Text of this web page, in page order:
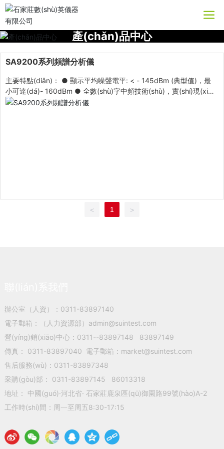
產(chǎn)品中心
SA9200系列頻譜分析儀
主要特點(diǎn)： ● 顯示平均噪聲電平: < - 145dBm (典型值)，最
小可達(dá)- 160dBm ● 全數(shù)字中頻技術(shù)，實(shí)現(xià
n)更快更精準(zhǔn)的測(cè)量 ● 頻率范圍: 9KHz ~ 7.5GHz,頻率
< 1 >
辦公室（人資）： 0311-83897140
電子郵箱：（人力資源部） admin@suintest.com
營(yíng)銷(xiāo)中心： 0311--83897148
83897149
傳真： 0311-83897040 電子郵箱： market@suintest.com
售后服務(wù)： 0311-83897348
采購(gòu)部： 0311-83897145
86013318
地址： 中國(guó)·河北省· 石家莊鹿泉區(qū)御園路99號(hào)A-2
工作時(shí)間：周一至周五8:30-17:15